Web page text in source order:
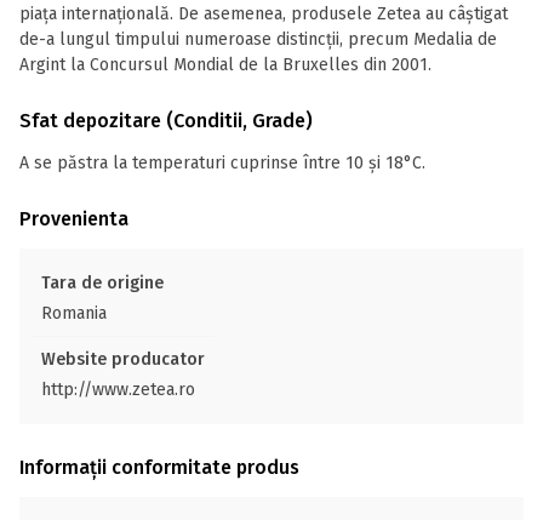
piața internațională. De asemenea, produsele Zetea au câștigat
de-a lungul timpului numeroase distincții, precum Medalia de
Argint la Concursul Mondial de la Bruxelles din 2001.
Sfat depozitare (Conditii, Grade)
A se păstra la temperaturi cuprinse între 10 și 18°C.
Provenienta
Tara de origine
Romania
Website producator
http://www.zetea.ro
Informații conformitate produs